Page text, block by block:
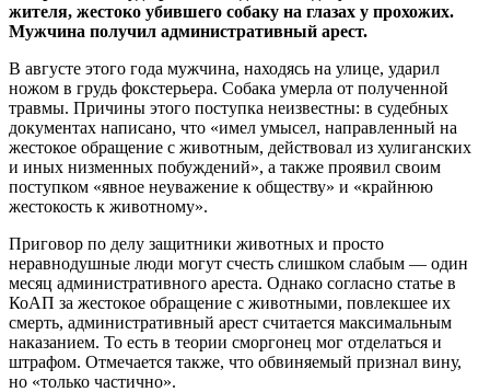
жителя, жестоко убившего собаку на глазах у прохожих.
Мужчина получил административный арест.
В августе этого года мужчина, находясь на улице, ударил
ножом в грудь фокстерьера. Собака умерла от полученной
травмы. Причины этого поступка неизвестны: в судебных
документах написано, что «имел умысел, направленный на
жестокое обращение с животным, действовал из хулиганских
и иных низменных побуждений», а также проявил своим
поступком «явное неуважение к обществу» и «крайнюю
жестокость к животному».
Приговор по делу защитники животных и просто
неравнодушные люди могут счесть слишком слабым — один
месяц административного ареста. Однако согласно статье в
КоАП за жестокое обращение с животными, повлекшее их
смерть, административный арест считается максимальным
наказанием. То есть в теории сморгонец мог отделаться и
штрафом. Отмечается также, что обвиняемый признал вину,
но «только частично».